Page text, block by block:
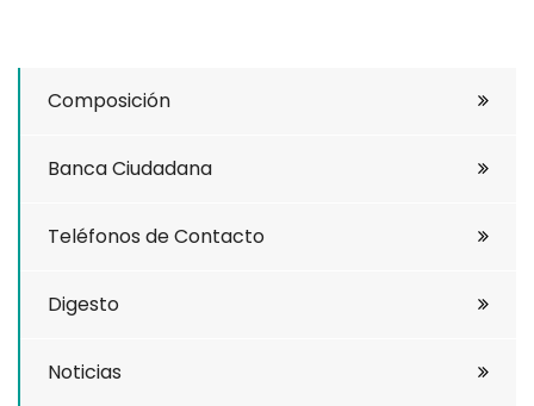
Composición
Banca Ciudadana
Teléfonos de Contacto
Digesto
Noticias